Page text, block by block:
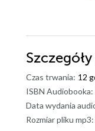
Szczegóły
Czas trwania: 12
ISBN Audiobooka:
Data wydania
Rozmiar pliku mp3: